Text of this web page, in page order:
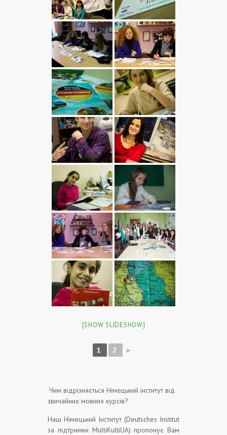
[SHOW SLIDESHOW]
1 2 ►
Чим відрізняється Німецький інститут від
звичайних мовних курсів?
Наш Німецький Інститут (Deutsches Institut
за підтримки MultiKultiUA) пропонує Вам